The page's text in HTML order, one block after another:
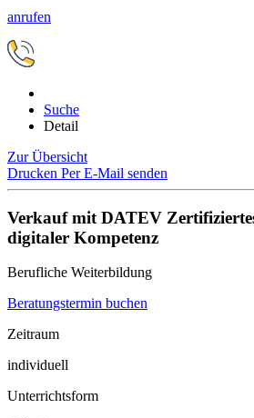
anrufen
Suche
Detail
Zur Übersicht
Drucken Per E-Mail senden
Verkauf mit DATEV
digitaler Kompetenz
Berufliche Weiterbildung
Beratungstermin buchen
Zeitraum
individuell
Unterrichtsform